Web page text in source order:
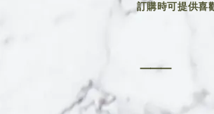
訂購時可提供喜
⸻